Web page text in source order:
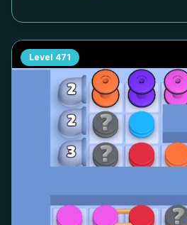
Level 471